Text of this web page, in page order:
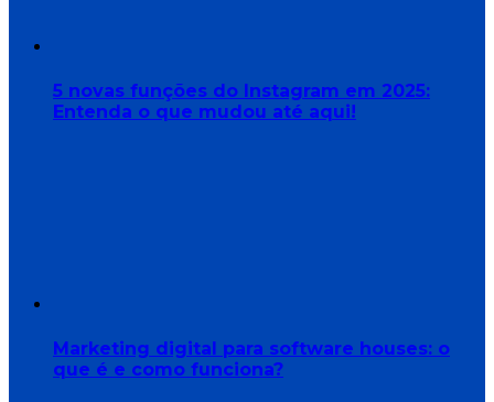
5 novas funções do Instagram em 2025:
Entenda o que mudou até aqui!
Marketing digital para software houses: o
que é e como funciona?